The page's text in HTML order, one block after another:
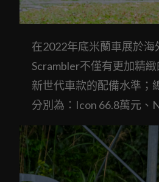
在2022年底米蘭車展於
Scrambler不僅有更加精
新世代車款的配備水準；
分別為：Icon 66.8萬元、